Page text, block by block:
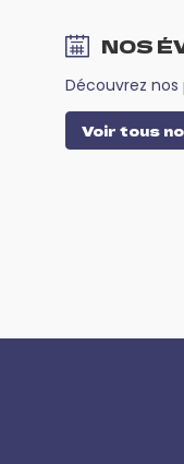
NOS
Découvrez
Voir tous